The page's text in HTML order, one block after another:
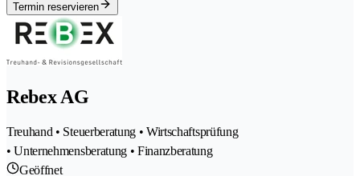
Termin reservieren
Rebex AG
Treuhand • Steuerberatung • Wirtschaftsprüfung
• Unternehmensberatung • Finanzberatung
Geöffnet